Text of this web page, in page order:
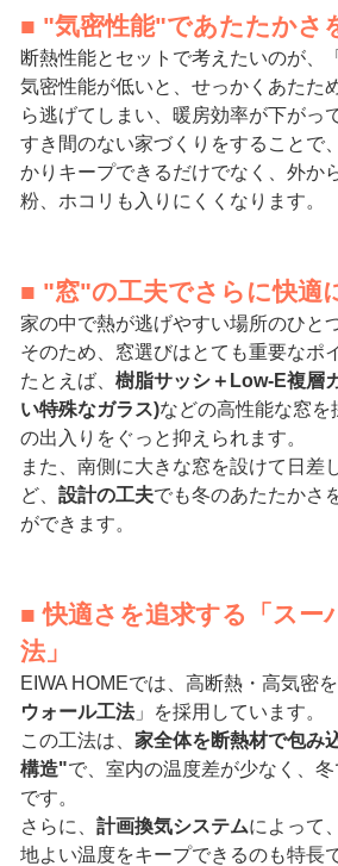
■ "気密性能"であたたかさ
断熱性能とセットで考えたいのが、「
気密性能が低いと、せっかくあたた
ら逃げてしまい、暖房効率が下がっ
すき間のない家づくりをすることで
かりキープできるだけでなく、外か
粉、ホコリも入りにくくなります。
■ "窓"の工夫でさらに快適
家の中で熱が逃げやすい場所のひと
そのため、窓選びはとても重要なポ
たとえば、 樹脂サッシ＋Low-E複層
い特殊なガラス)などの高性能な窓を
の出入りをぐっと抑えられます。
また、南側に大きな窓を設けて日差
ど、 設計の工夫でも冬のあたたかさ
ができます。
■ 快適さを追求する「スー
法」
EIWA HOMEでは、高断熱・高気密
ウォール工法」を採用しています。
この工法は、 家全体を断熱材で包み
構造"で、室内の温度差が少なく、
です。
さらに、 計画換気システムによって
地よい温度をキープできるのも特長